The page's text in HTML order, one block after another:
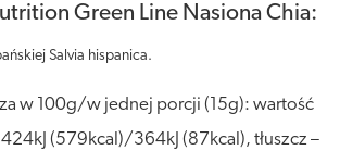
Green Line Nasiona Chia:
Salvia hispanica.
w 100g/w jednej porcji (15g): wartość
(579kcal)/364kJ (87kcal), tłuszcz –